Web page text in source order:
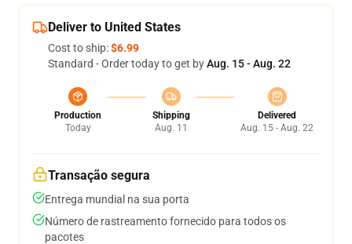
Deliver to United States
Cost to ship:$6.99
Standard - Order today to get byAug. 15 - Aug. 22
Production
Today
Shipping
Aug. 11
Delivered
Aug. 15 - Aug. 22
Transação segura
Entrega mundial na sua porta
Número de rastreamento fornecido para todos os
pacotes